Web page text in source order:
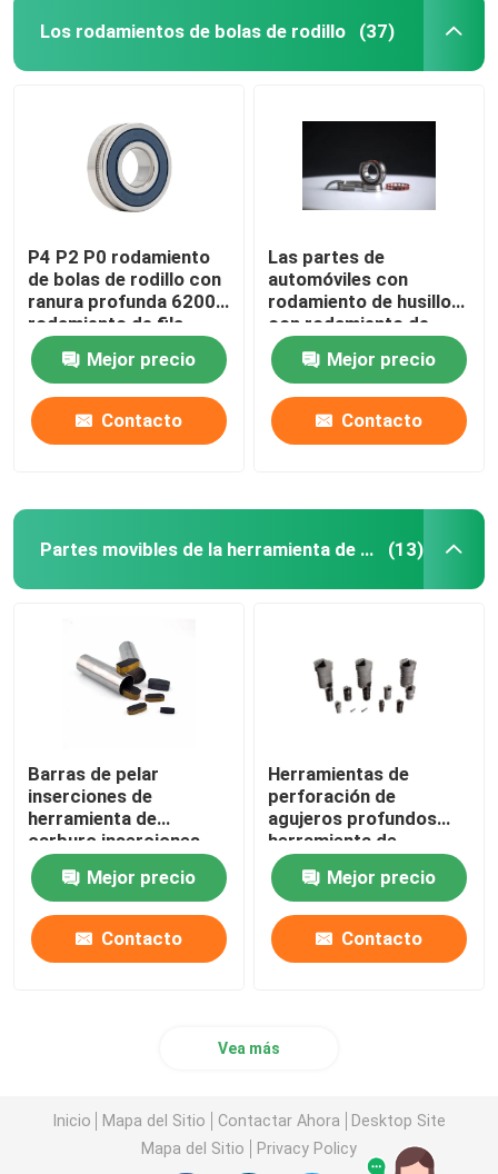
Los rodamientos de bolas de rodillo (37)
P4 P2 P0 rodamiento
de bolas de rodillo con
ranura profunda 6200
rodamiento de fila
única
Mejor precio
Contacto
Las partes de
automóviles con
rodamiento de husillo
con rodamiento de
bola de contacto
angular sellado 70, 72,
718, 719 para
máquinas herramienta
Sp
Mejor precio
Contacto
Partes movibles de la herramienta de carburo (13)
Barras de pelar
inserciones de
herramienta de
carburo inserciones
GY7650 GY7659 acero
de alta dureza
Mejor precio
Contacto
Herramientas de
perforación de
agujeros profundos
herramienta de
carburo inserta la
perforación de reing
Mejor precio
Contacto
Vea más
Inicio Mapa del Sitio Contactar Ahora
Desktop Site
Mapa del Sitio
Privacy Policy